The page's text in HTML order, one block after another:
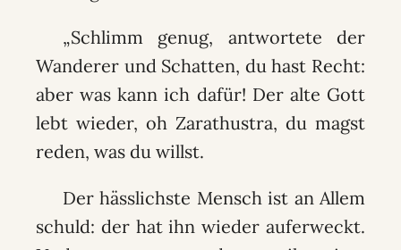
„Schlimm genug, antwortete der
Wanderer und Schatten, du hast Recht:
aber was kann ich dafür! Der alte Gott
lebt wieder, oh Zarathustra, du magst
reden, was du willst.
Der hässlichste Mensch ist an Allem
schuld: der hat ihn wieder auferweckt.